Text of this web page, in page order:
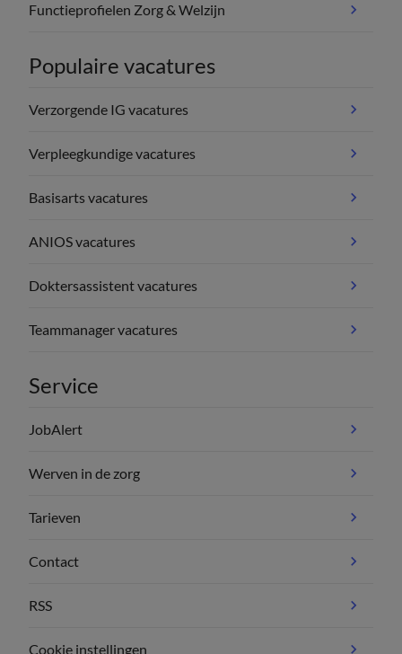
Functieprofielen Zorg & Welzijn
Populaire vacatures
Verzorgende IG vacatures
Verpleegkundige vacatures
Basisarts vacatures
ANIOS vacatures
Doktersassistent vacatures
Teammanager vacatures
Service
JobAlert
Werven in de zorg
Tarieven
Contact
RSS
Cookie instellingen